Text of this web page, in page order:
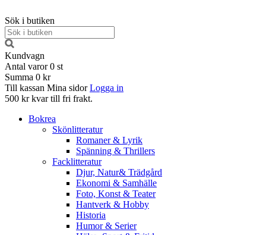
Sök i butiken
Kundvagn
Antal varor 0 st
Summa 0 kr
Till kassan Mina sidor Logga in
500 kr kvar till fri frakt.
Bokrea
Skönlitteratur
Romaner & Lyrik
Spänning & Thrillers
Facklitteratur
Djur, Natur& Trädgård
Ekonomi & Samhälle
Foto, Konst & Teater
Hantverk & Hobby
Historia
Humor & Serier